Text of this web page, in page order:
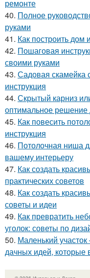
ремонте
40. Полное
руками
41. Как построить дом
42. Пошаговая
своими руками
43. Садовая скамейка
инструкция
44. Скрытый карниз
оптимальное решение
45. Как повесить
инструкция
46. Потолочная ниша
вашему интерьеру
47. Как создать
практических советов
48. Как создать
советы и идеи
49. Как превратить
уголок: советы по
50. Маленький
дачных идей, которые